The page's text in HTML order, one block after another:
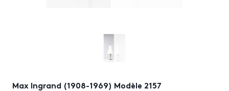
Max Ingrand (1908-1969) Modèle 2157